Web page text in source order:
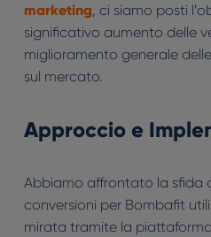
marketing, ci siamo posti
significativo aumento delle
miglioramento generale
sul mercato.
Approccio e
Abbiamo affrontato la sfida
conversioni per Bombafit
mirata tramite la